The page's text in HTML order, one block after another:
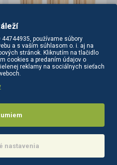
Do košíka
NAJČASTEJŠIE
44744935, používame súbory
a s vaším súhlasom o. i. aj na
stránok. Kliknutím na tlačidlo
cookies a predaním údajov o
reklamy na sociálnych sieťach
nastavenia